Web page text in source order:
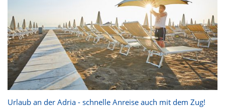
Urlaub an der Adria - schnelle Anreise auch mit dem Zug!